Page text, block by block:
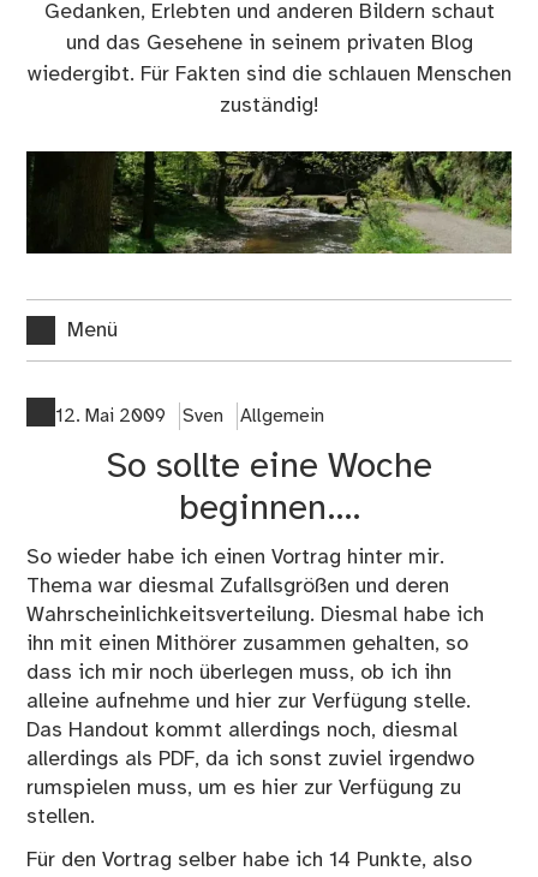
Gedanken, Erlebten und anderen Bildern schaut
und das Gesehene in seinem privaten Blog
wiedergibt. Für Fakten sind die schlauen Menschen
zuständig!
Menü
12. Mai 2009 Sven Allgemein
So sollte eine Woche
beginnen….
So wieder habe ich einen Vortrag hinter mir.
Thema war diesmal Zufallsgrößen und deren
Wahrscheinlichkeitsverteilung. Diesmal habe ich
ihn mit einen Mithörer zusammen gehalten, so
dass ich mir noch überlegen muss, ob ich ihn
alleine aufnehme und hier zur Verfügung stelle.
Das Handout kommt allerdings noch, diesmal
allerdings als PDF, da ich sonst zuviel irgendwo
rumspielen muss, um es hier zur Verfügung zu
stellen.
Für den Vortrag selber habe ich 14 Punkte, also